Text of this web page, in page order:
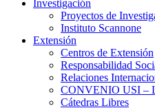
Investigación
Proyectos de
Instituto Scannone
Extensión
Centros de Extensión
Responsabilidad
Relaciones
CONVENIO USI –
Cátedras Libres